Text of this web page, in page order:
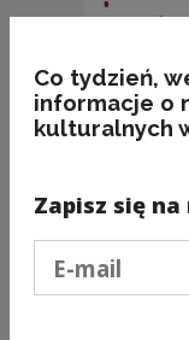
Co tydzień,
informacje o
kulturalnych
Zapisz się